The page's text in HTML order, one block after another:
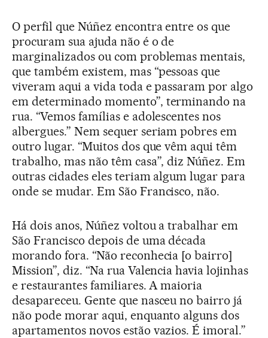
O perfil que Núñez encontra entre os que
procuram sua ajuda não é o de
marginalizados ou com problemas mentais,
que também existem, mas “pessoas que
viveram aqui a vida toda e passaram por algo
em determinado momento”, terminando na
rua. “Vemos famílias e adolescentes nos
albergues.” Nem sequer seriam pobres em
outro lugar. “Muitos dos que vêm aqui têm
trabalho, mas não têm casa”, diz Núñez. Em
outras cidades eles teriam algum lugar para
onde se mudar. Em São Francisco, não.
Há dois anos, Núñez voltou a trabalhar em
São Francisco depois de uma década
morando fora. “Não reconhecia [o bairro]
Mission”, diz. “Na rua Valencia havia lojinhas
e restaurantes familiares. A maioria
desapareceu. Gente que nasceu no bairro já
não pode morar aqui, enquanto alguns dos
apartamentos novos estão vazios. É imoral.”